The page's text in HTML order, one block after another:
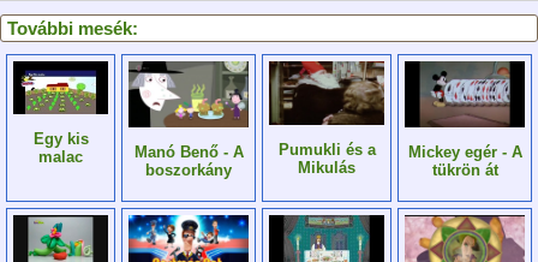
További mesék:
Egy kis
malac
Manó Benő - A
boszorkány
Pumukli és a
Mikulás
Mickey egér - A
tükrön át